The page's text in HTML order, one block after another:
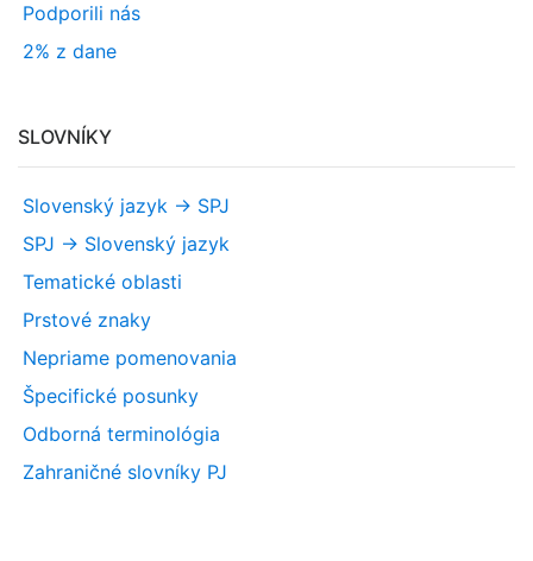
Podporili nás
2% z dane
SLOVNÍKY
Slovenský jazyk -> SPJ
SPJ -> Slovenský jazyk
Tematické oblasti
Prstové znaky
Nepriame pomenovania
Špecifické posunky
Odborná terminológia
Zahraničné slovníky PJ